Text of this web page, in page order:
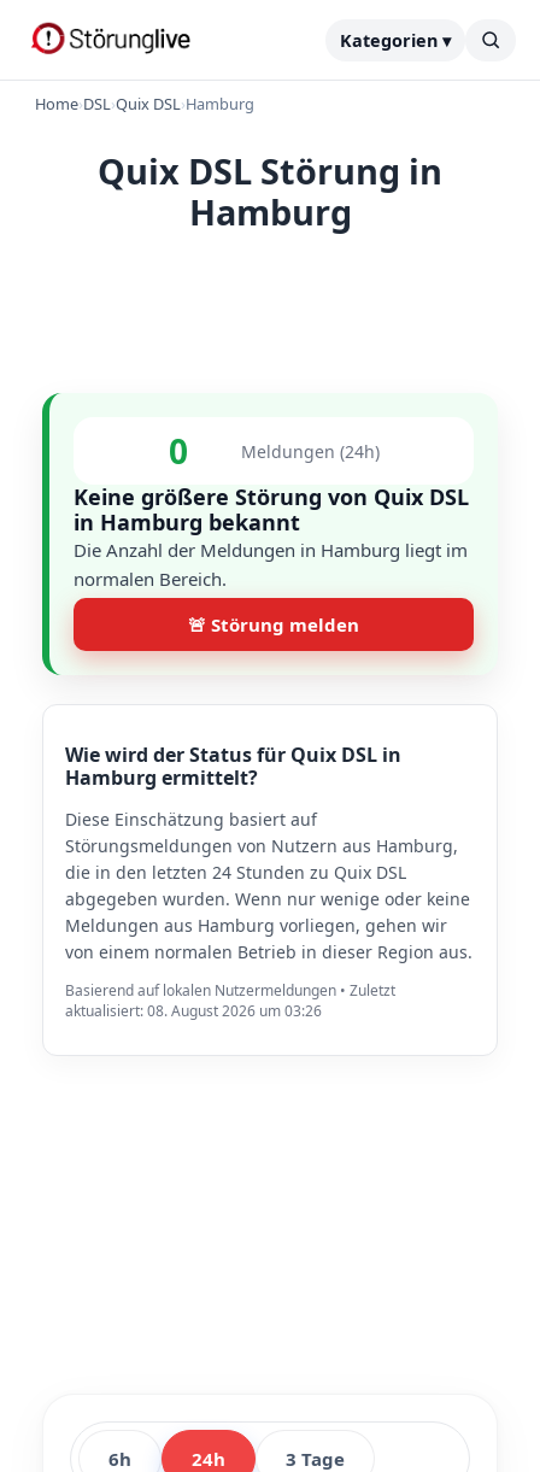
Kategorien ▾
Home›DSL›Quix DSL›Hamburg
Quix DSL Störung in
Hamburg
0 Meldungen (24h)
Keine größere Störung von Quix DSL
in Hamburg bekannt
Die Anzahl der Meldungen in Hamburg liegt im
normalen Bereich.
🚨 Störung melden
Wie wird der Status für Quix DSL in
Hamburg ermittelt?
Diese Einschätzung basiert auf
Störungsmeldungen von Nutzern aus Hamburg,
die in den letzten 24 Stunden zu Quix DSL
abgegeben wurden. Wenn nur wenige oder keine
Meldungen aus Hamburg vorliegen, gehen wir
von einem normalen Betrieb in dieser Region aus.
Basierend auf lokalen Nutzermeldungen • Zuletzt
aktualisiert: 08. August 2026 um 03:26
6h 24h 3 Tage